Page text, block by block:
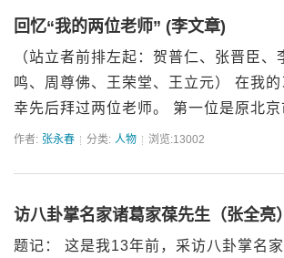
回忆“我的两位老师” (李文章)
（站立者前排左起：贺普仁、张晋臣、
鸣、周尊佛、王荣堂、王立元） 在我
幸先后拜过两位老师。 第一位是原北
究...
作者: 张永春 分类: 人物 浏览:13002
访八卦掌名家诸葛家葆先生（张全亮）
题记： 这是我13年前，采访八卦掌名